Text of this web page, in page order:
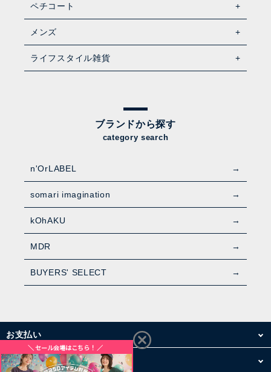
ペチコート
メンズ
ライフスタイル雑貨
ブランドから探す
category search
n'OrLABEL
somari imagination
kOhAKU
MDR
BUYERS' SELECT
お支払い
配送・送料